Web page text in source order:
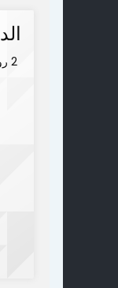
2 روابط الكترونية